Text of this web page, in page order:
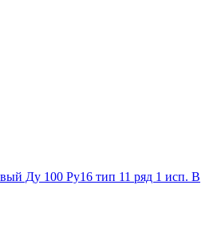
Ду 100 Ру16 тип 11 ряд 1 исп. B